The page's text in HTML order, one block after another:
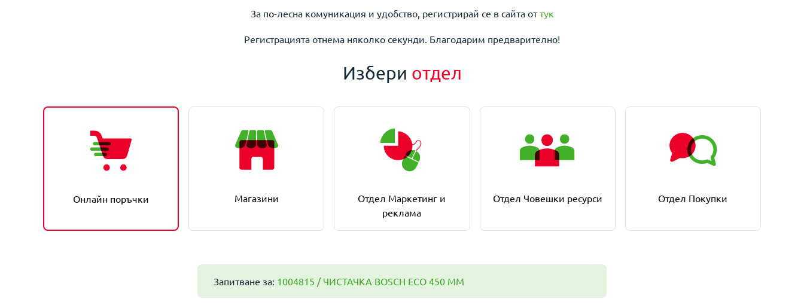
За по-лесна комуникация и удобство, регистрирай се в сайта оттук
Регистрацията отнема няколко секунди. Благодарим предварително!
Избери отдел
Онлайн поръчки Магазини
Отдел Маркетинг и
реклама
Отдел Човешки ресурси Отдел Покупки
Запитване за: 1004815 / ЧИСТАЧКА BOSCH ECO 450 ММ